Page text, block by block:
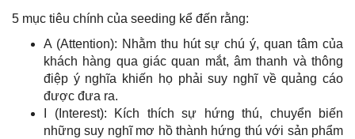
5 mục tiêu chính của seeding kể đến rằng:
A (Attention): Nhằm thu hút sự chú ý, quan tâm của
khách hàng qua giác quan mắt, âm thanh và thông
điệp ý nghĩa khiến họ phải suy nghĩ về quảng cáo
được đưa ra.
I (Interest): Kích thích sự hứng thú, chuyển biến
những suy nghĩ mơ hồ thành hứng thú với sản phẩm